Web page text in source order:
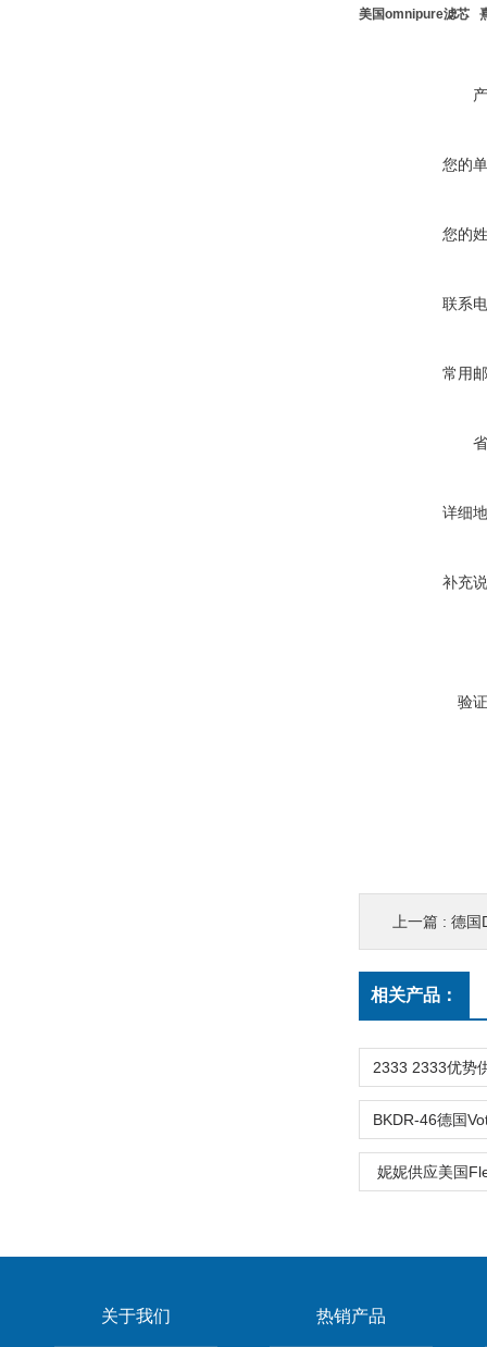
美国omnipure滤芯
您的
您的
联系
常用
详细
补充
验
上一篇 : 德国
相关产品：
妮妮供应美国
关于我们 热销产品